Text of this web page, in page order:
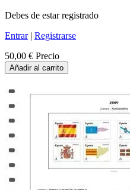
Debes de estar registrado
Entrar| Registrarse
50,00 € Precio
Añadir al carrito